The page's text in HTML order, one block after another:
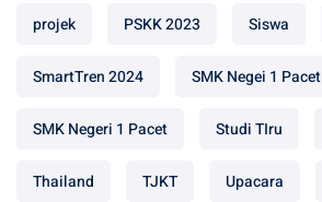
projek PSKK 2023 Siswa
SmartTren 2024 SMK Negei 1 Pacet
SMK Negeri 1 Pacet Studi TIru
Thailand TJKT Upacara